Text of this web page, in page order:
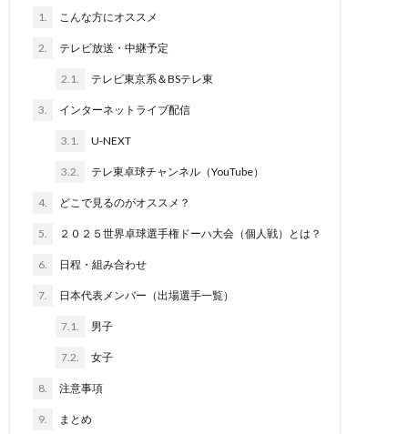
1. こんな方にオススメ
2. テレビ放送・中継予定
2.1. テレビ東京系＆BSテレ東
3. インターネットライブ配信
3.1. U-NEXT
3.2. テレ東卓球チャンネル（YouTube）
4. どこで見るのがオススメ？
5. ２０２５世界卓球選手権ドーハ大会（個人戦）とは？
6. 日程・組み合わせ
7. 日本代表メンバー（出場選手一覧）
7.1. 男子
7.2. 女子
8. 注意事項
9. まとめ